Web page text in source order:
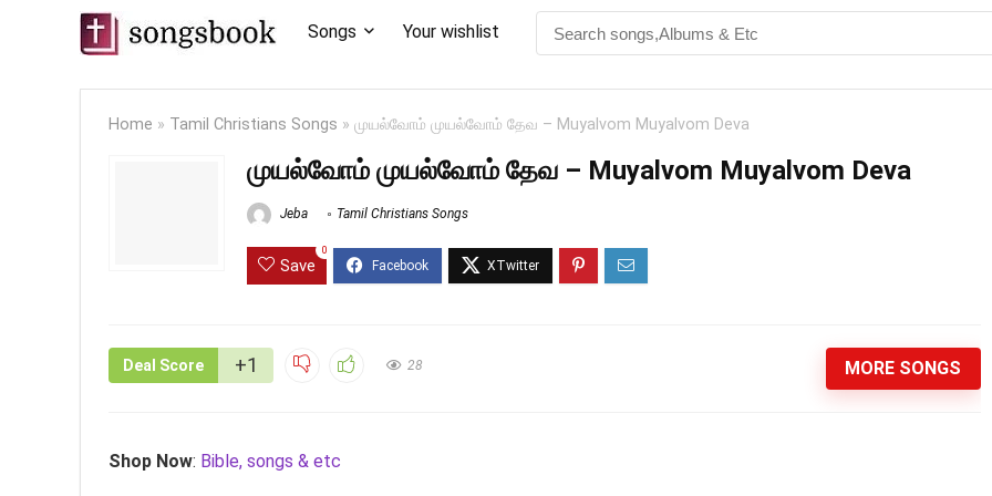
Songs Your wishlist
Home » Tamil Christians Songs » முயல்வோம் முயல்வோம் தேவ – Muyalvom Muyalvom Deva
முயல்வோம் முயல்வோம் தேவ – Muyalvom Muyalvom Deva
Jeba Tamil Christians Songs
Save
0
Deal Score +1 28 MORE SONGS
Shop Now: Bible, songs & etc